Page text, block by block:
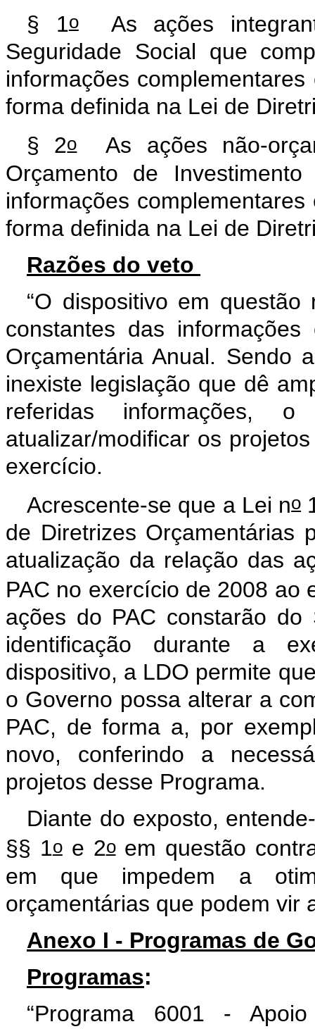
§ 1oAs ações
Seguridade Social que
informações
forma definida na Lei de
§ 2oAs ações não-
Orçamento de
informações
forma definida na Lei de
Razões do veto
“O dispositivo em
constantes das
Orçamentária Anual. Sendo
inexiste legislação que dê
referidas informações,
atualizar/modificar os
exercício.
Acrescente-se que a Lei no
de Diretrizes Orçamentárias
atualização da relação das
PAC no exercício de 2008 ao
ações do PAC constarão
identificação durante a
dispositivo, a LDO permite
o Governo possa alterar a
PAC, de forma a, por
novo, conferindo a
projetos desse Programa.
Diante do exposto,
§§ 1oe 2oem questão
em que impedem a
orçamentárias que podem vir
Anexo I - Programas de
Programas:
“Programa 6001 -